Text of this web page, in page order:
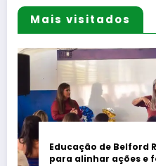
Mais visitados
Educação de Belford
para alinhar ações e